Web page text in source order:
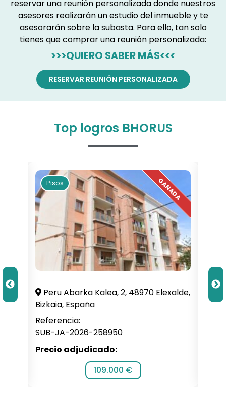
reservar una reunión personalizada donde nuestros
asesores realizarán un estudio del inmueble y te
asesorarán sobre la subasta. Para ello, tan solo
tienes que comprar una reunión personalizada:
>>>QUIERO SABER MÁS<<<
RESERVAR REUNIÓN PERSONALIZADA
Top logros BHORUS
Pisos
Peru Abarka Kalea, 2, 48970 Elexalde,
Bizkaia, España
Referencia:
SUB-JA-2026-258950
Precio adjudicado:
109.000 €
C.